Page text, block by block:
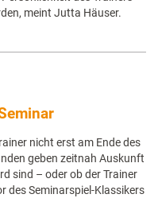
meint Jutta Häuser.
nicht erst am Ende des
geben zeitnah Auskunft
sind – oder ob der Trainer
des Seminarspiel-Klassikers